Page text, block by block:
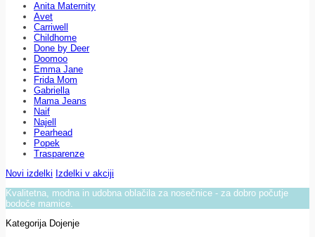
Anita Maternity
Avet
Carriwell
Childhome
Done by Deer
Doomoo
Emma Jane
Frida Mom
Gabriella
Mama Jeans
Naif
Najell
Pearhead
Popek
Trasparenze
Novi izdelki Izdelki v akciji
Kvalitetna, modna in udobna oblačila za nosečnice - za dobro počutje
bodoče mamice.
Kategorija Dojenje